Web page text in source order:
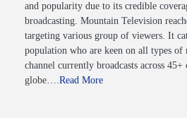
and popularity due to its credible
broadcasting. Mountain Television
targeting various group of viewers. It
population who are keen on all types of
channel currently broadcasts across
globe….Read More